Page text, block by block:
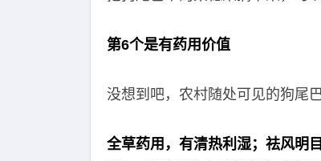
第6个是有药用价值
没想到吧，农村随处可见的狗尾
全草药用，有清热利湿；祛风明